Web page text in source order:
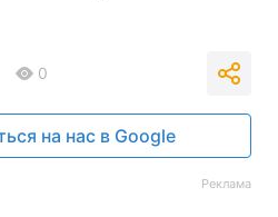
0
на нас в Google
Реклама